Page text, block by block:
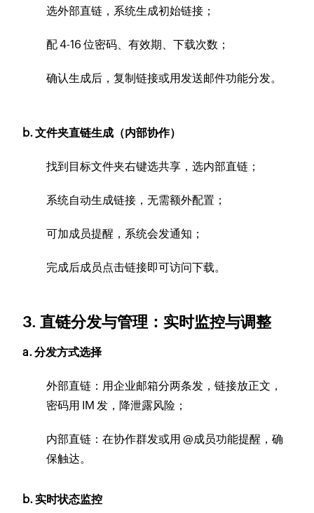
选外部直链，系统生成初始链接；
配 4-16 位密码、有效期、下载次数；
确认生成后，复制链接或用发送邮件功能分发。
b. 文件夹直链生成（内部协作）
找到目标文件夹右键选共享，选内部直链；
系统自动生成链接，无需额外配置；
可加成员提醒，系统会发通知；
完成后成员点击链接即可访问下载。
3. 直链分发与管理：实时监控与调整
a. 分发方式选择
外部直链：用企业邮箱分两条发，链接放正文，
密码用 IM 发，降泄露风险；
内部直链：在协作群发或用 @成员功能提醒，确
保触达。
b. 实时状态监控